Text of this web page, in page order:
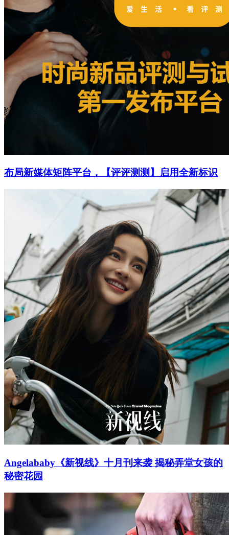
布局新媒体矩阵平台，【评评测测】启用全新标识
Angelababy《新视线》十月刊来袭 揭秘弄堂女孩的
秘密花园